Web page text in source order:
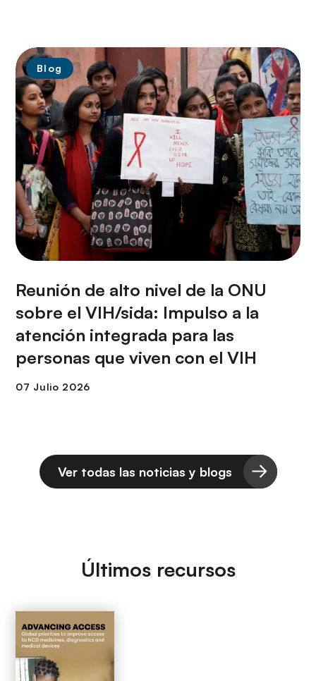
Blog
Reunión de alto nivel de la ONU
sobre el VIH/sida: Impulso a la
atención integrada para las
personas que viven con el VIH
Ver todas las noticias y blogs
Últimos recursos